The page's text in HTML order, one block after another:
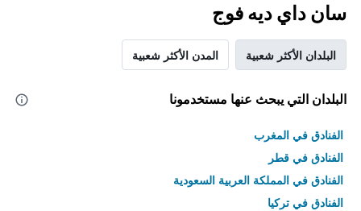
سان داي ديه فوج
البلدان الأكثر شعبية المدن الأكثر شعبية
البلدان التي يبحث عنها مستخدمونا
الفنادق في المغرب
الفنادق في قطر
الفنادق في المملكة العربية السعودية
الفنادق في تركيا